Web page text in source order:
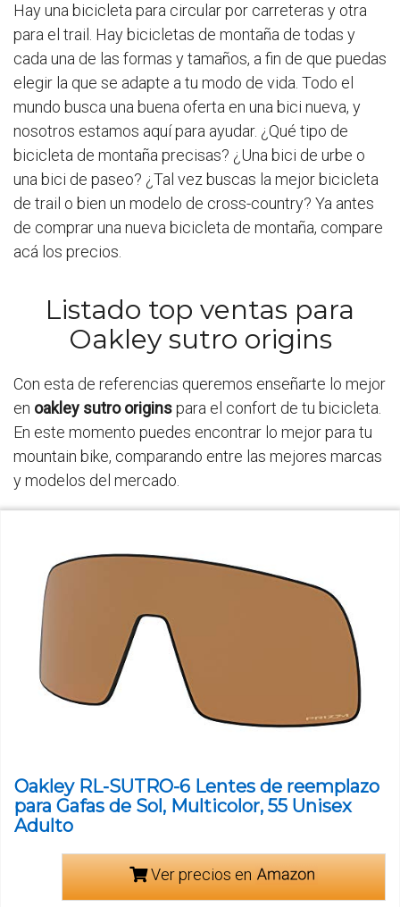
Hay una bicicleta para circular por carreteras y otra
para el trail. Hay bicicletas de montaña de todas y
cada una de las formas y tamaños, a fin de que puedas
elegir la que se adapte a tu modo de vida. Todo el
mundo busca una buena oferta en una bici nueva, y
nosotros estamos aquí para ayudar. ¿Qué tipo de
bicicleta de montaña precisas? ¿Una bici de urbe o
una bici de paseo? ¿Tal vez buscas la mejor bicicleta
de trail o bien un modelo de cross-country? Ya antes
de comprar una nueva bicicleta de montaña, compare
acá los precios.
Listado top ventas para
Oakley sutro origins
Con esta de referencias queremos enseñarte lo mejor
en oakley sutro originspara el confort de tu bicicleta.
En este momento puedes encontrar lo mejor para tu
mountain bike, comparando entre las mejores marcas
y modelos del mercado.
Oakley RL-SUTRO-6 Lentes de reemplazo
para Gafas de Sol, Multicolor, 55 Unisex
Adulto
Ver precios en